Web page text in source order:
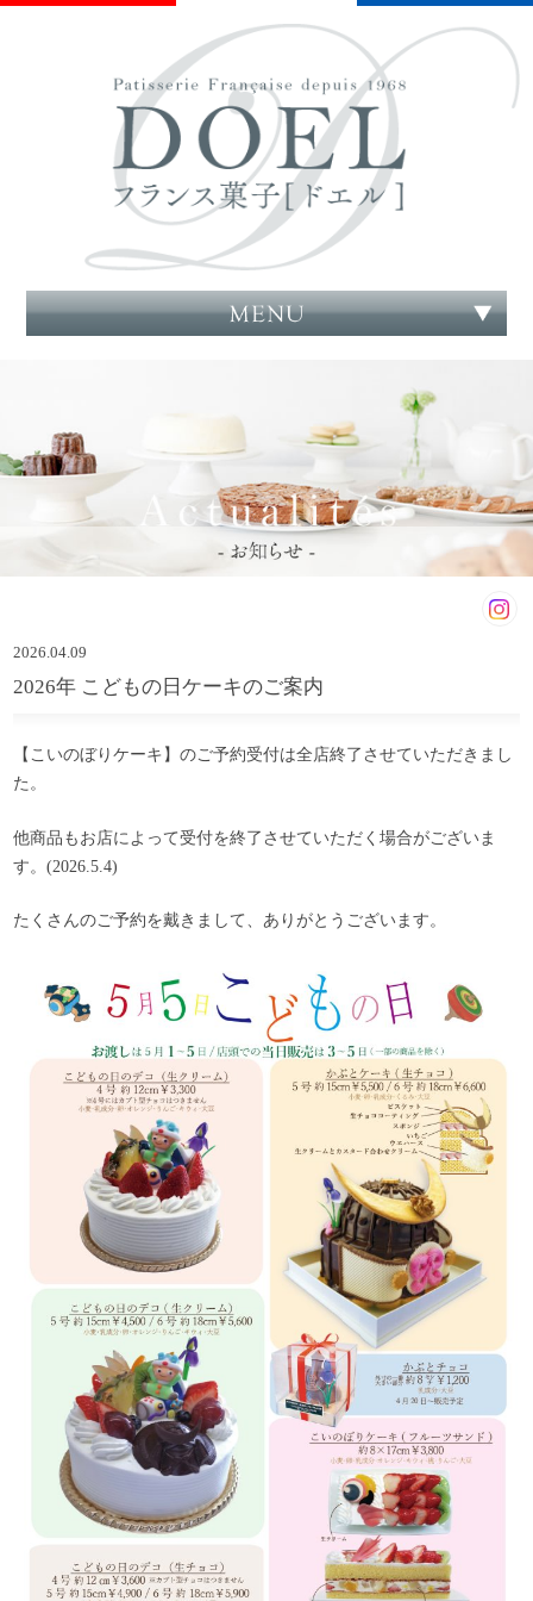
2026.04.09
2026年 こどもの日ケーキのご案内
【こいのぼりケーキ】のご予約受付は全店終了させていただきまし
た。
他商品もお店によって受付を終了させていただく場合がございま
す。(2026.5.4)
たくさんのご予約を戴きまして、ありがとうございます。